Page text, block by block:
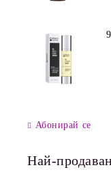
Абонирай се
Най-